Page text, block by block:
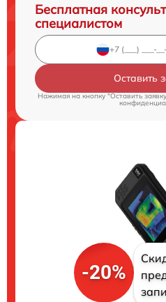
Бесплатная
специалистом
Оставить
Нажимая на кнопку "Оставить
-20%